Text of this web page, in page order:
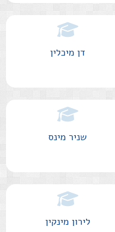
דן מיכלין
שניר מינס
לירון מינקין